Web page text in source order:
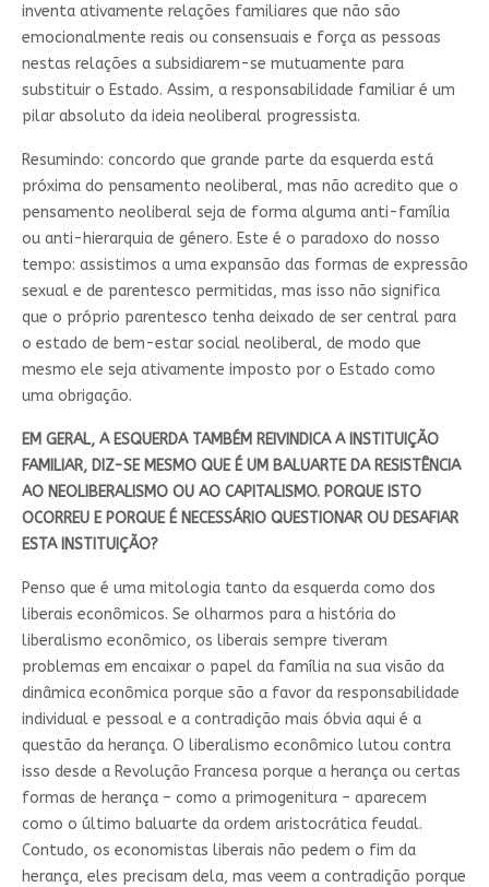
inventa ativamente relações familiares que não são
emocionalmente reais ou consensuais e força as pessoas
nestas relações a subsidiarem-se mutuamente para
substituir o Estado. Assim, a responsabilidade familiar é um
pilar absoluto da ideia neoliberal progressista.
Resumindo: concordo que grande parte da esquerda está
próxima do pensamento neoliberal, mas não acredito que o
pensamento neoliberal seja de forma alguma anti-família
ou anti-hierarquia de género. Este é o paradoxo do nosso
tempo: assistimos a uma expansão das formas de expressão
sexual e de parentesco permitidas, mas isso não significa
que o próprio parentesco tenha deixado de ser central para
o estado de bem-estar social neoliberal, de modo que
mesmo ele seja ativamente imposto por o Estado como
uma obrigação.
EM GERAL, A ESQUERDA TAMBÉM REIVINDICA A INSTITUIÇÃO
FAMILIAR, DIZ-SE MESMO QUE É UM BALUARTE DA RESISTÊNCIA
AO NEOLIBERALISMO OU AO CAPITALISMO. PORQUE ISTO
OCORREU E PORQUE É NECESSÁRIO QUESTIONAR OU DESAFIAR
ESTA INSTITUIÇÃO?
Penso que é uma mitologia tanto da esquerda como dos
liberais econômicos. Se olharmos para a história do
liberalismo econômico, os liberais sempre tiveram
problemas em encaixar o papel da família na sua visão da
dinâmica econômica porque são a favor da responsabilidade
individual e pessoal e a contradição mais óbvia aqui é a
questão da herança. O liberalismo econômico lutou contra
isso desde a Revolução Francesa porque a herança ou certas
formas de herança – como a primogenitura – aparecem
como o último baluarte da ordem aristocrática feudal.
Contudo, os economistas liberais não pedem o fim da
herança, eles precisam dela, mas veem a contradição porque